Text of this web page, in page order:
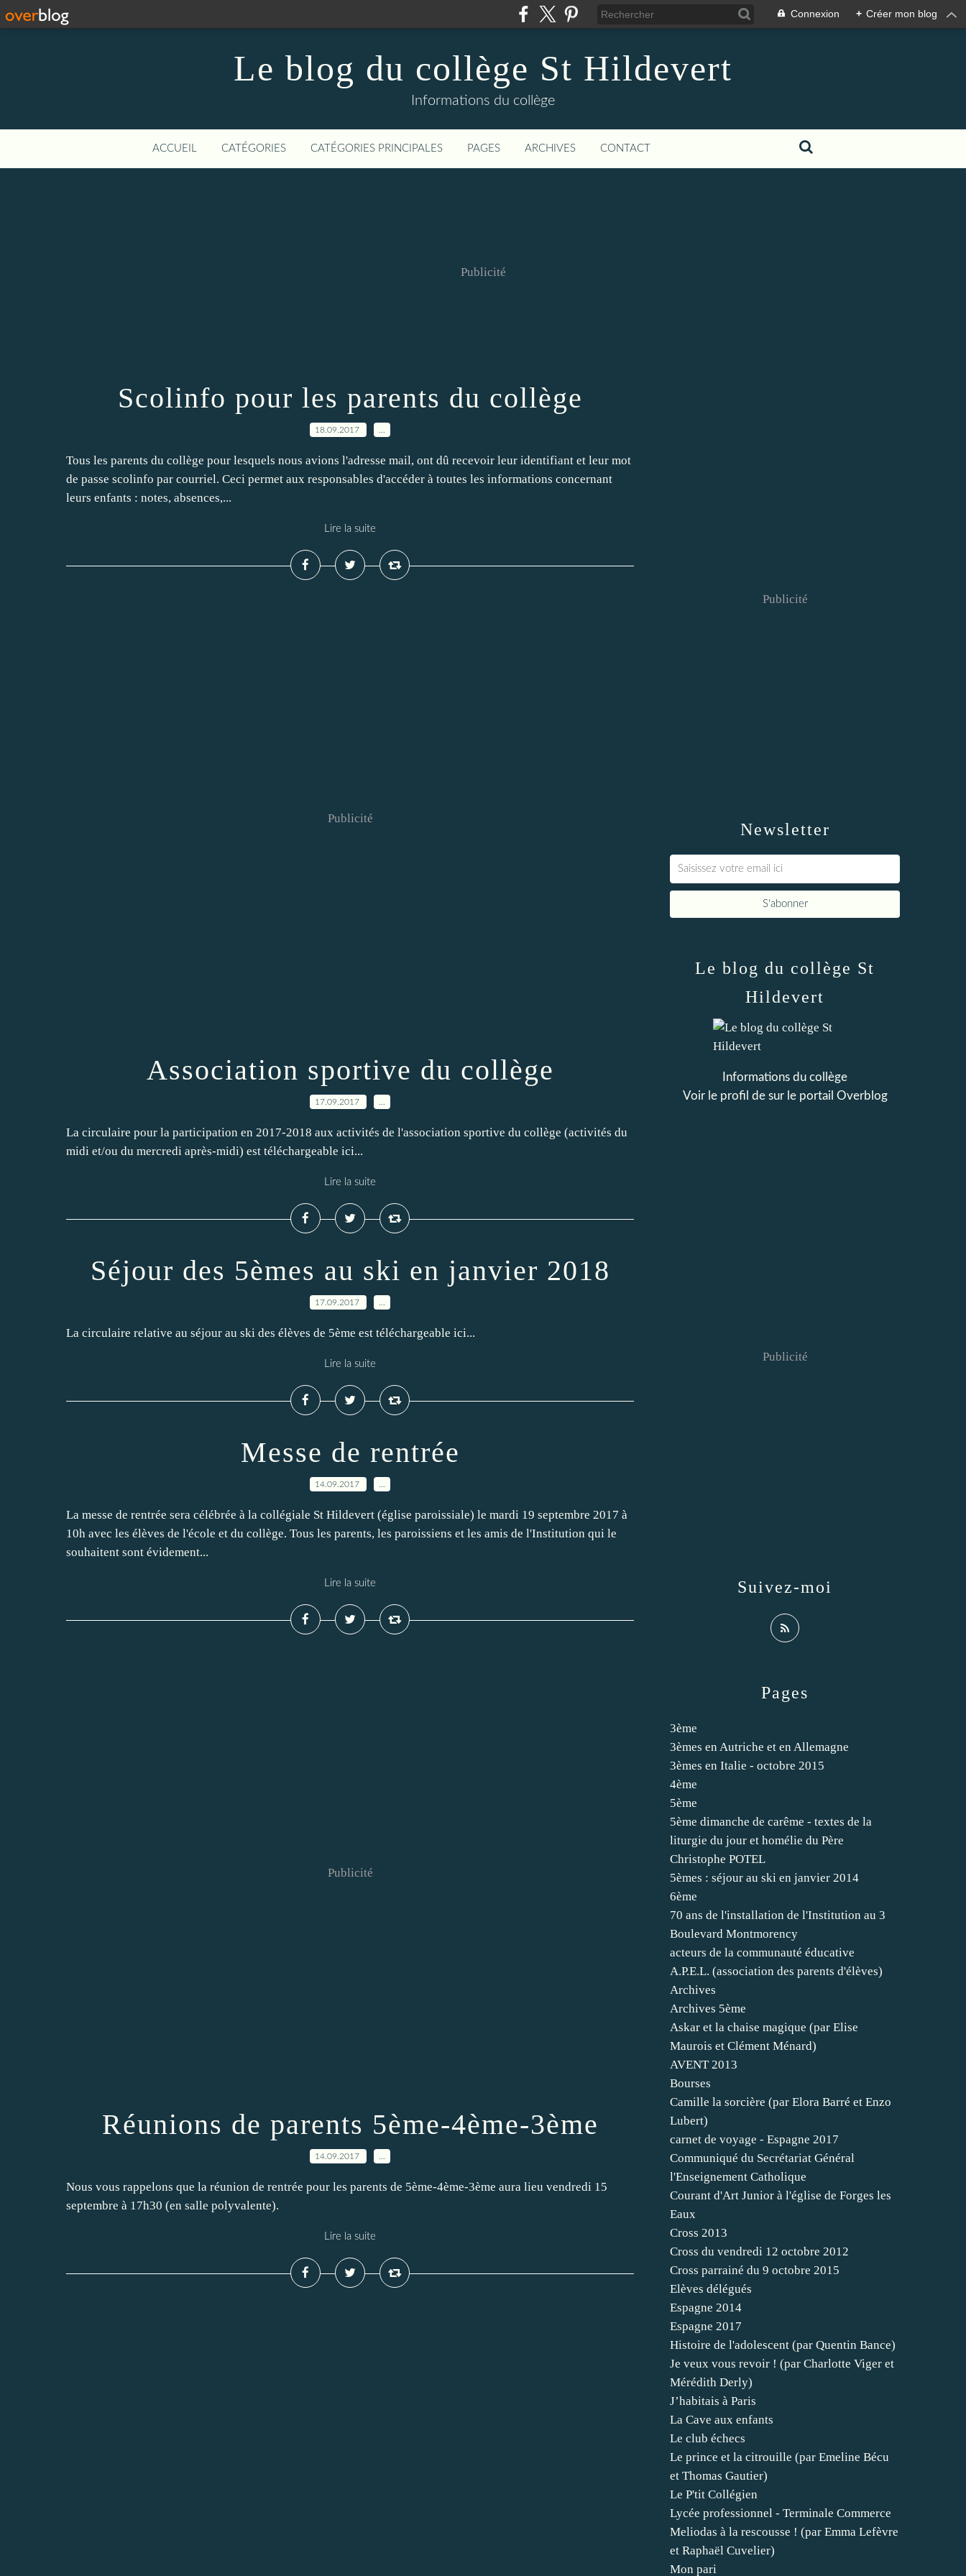
Connexion + Créer mon blog
Le blog du collège St Hildevert
Informations du collège
ACCUEIL CATÉGORIES CATÉGORIES PRINCIPALES PAGES ARCHIVES CONTACT
Publicité
Scolinfo pour les parents du collège
18.09.2017
Tous les parents du collège pour lesquels nous avions l'adresse mail, ont dû recevoir leur identifiant et leur mot
de passe scolinfo par courriel. Ceci permet aux responsables d'accéder à toutes les informations concernant
leurs enfants : notes, absences,...
Lire la suite
Publicité
Association sportive du collège
17.09.2017
La circulaire pour la participation en 2017-2018 aux activités de l'association sportive du collège (activités du
midi et/ou du mercredi après-midi) est téléchargeable ici...
Lire la suite
Séjour des 5èmes au ski en janvier 2018
17.09.2017
La circulaire relative au séjour au ski des élèves de 5ème est téléchargeable ici...
Lire la suite
Messe de rentrée
14.09.2017
La messe de rentrée sera célébrée à la collégiale St Hildevert (église paroissiale) le mardi 19 septembre 2017 à
10h avec les élèves de l'école et du collège. Tous les parents, les paroissiens et les amis de l'Institution qui le
souhaitent sont évidement...
Lire la suite
Publicité
Réunions de parents 5ème-4ème-3ème
14.09.2017
Nous vous rappelons que la réunion de rentrée pour les parents de 5ème-4ème-3ème aura lieu vendredi 15
septembre à 17h30 (en salle polyvalente).
Lire la suite
Newsletter
Publicité
Pages
3ème
3èmes en Autriche et en Allemagne
3èmes en Italie - octobre 2015
4ème
5ème
5ème dimanche de carême - textes de la
liturgie du jour et homélie du Père
Christophe POTEL
5èmes : séjour au ski en janvier 2014
6ème
70 ans de l'installation de l'Institution au 3
Boulevard Montmorency
acteurs de la communauté éducative
A.P.E.L. (association des parents d'élèves)
Archives
Archives 5ème
Askar et la chaise magique (par Elise
Maurois et Clément Ménard)
AVENT 2013
Bourses
Camille la sorcière (par Elora Barré et Enzo
Lubert)
carnet de voyage - Espagne 2017
Communiqué du Secrétariat Général
l'Enseignement Catholique
Courant d'Art Junior à l'église de Forges les
Eaux
Cross 2013
Cross du vendredi 12 octobre 2012
Cross parrainé du 9 octobre 2015
Elèves délégués
Espagne 2014
Espagne 2017
Histoire de l'adolescent (par Quentin Bance)
Je veux vous revoir ! (par Charlotte Viger et
Mérédith Derly)
J’habitais à Paris
La Cave aux enfants
Le club échecs
Le prince et la citrouille (par Emeline Bécu
et Thomas Gautier)
Le P'tit Collégien
Lycée professionnel - Terminale Commerce
Meliodas à la rescousse ! (par Emma Lefèvre
et Raphaël Cuvelier)
Mon pari
Le blog du collège St
Hildevert
Informations du collège
Voir le profil de sur le portail Overblog
Suivez-moi
Publicité